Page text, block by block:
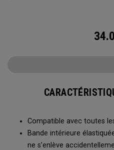
Compatible avec toutes
Bande intérieure
ne s’enlève